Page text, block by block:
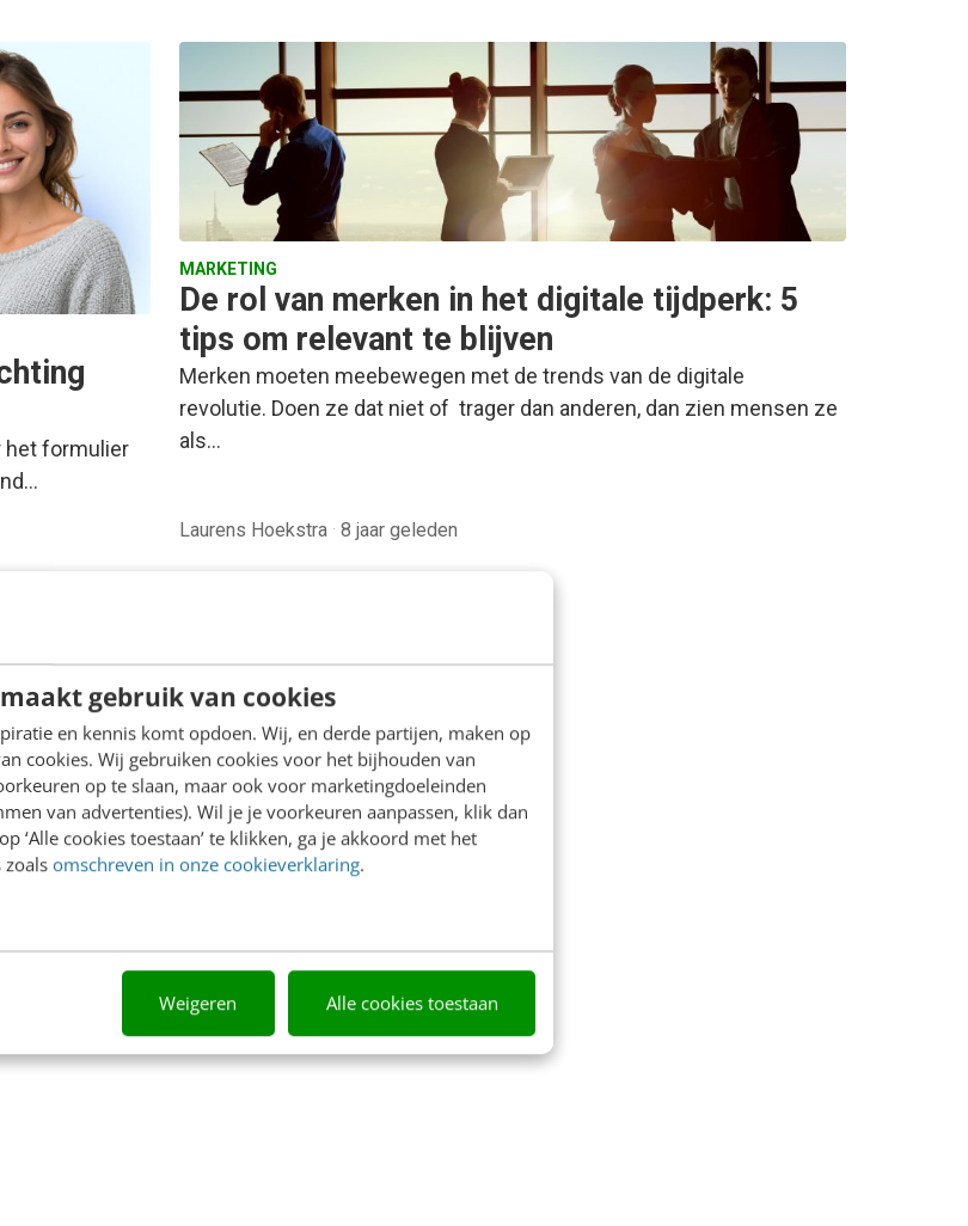
gebruik van cookies
en kennis komt opdoen. Wij, en derde partijen, maken op
cookies. Wij gebruiken cookies voor het bijhouden van
op te slaan, maar ook voor marketingdoeleinden
van advertenties). Wil je je voorkeuren aanpassen, klik dan
‘Alle cookies toestaan’ te klikken, ga je akkoord met het
zoals omschreven in onze cookieverklaring.
Weigeren Alle cookies toestaan
het formulier
MARKETING
De rol van merken in het digitale tijdperk: 5
tips om relevant te blijven
Merken moeten meebewegen met de trends van de digitale
revolutie. Doen ze dat niet of trager dan anderen, dan zien mensen ze
als…
Laurens Hoekstra · 8 jaar geleden